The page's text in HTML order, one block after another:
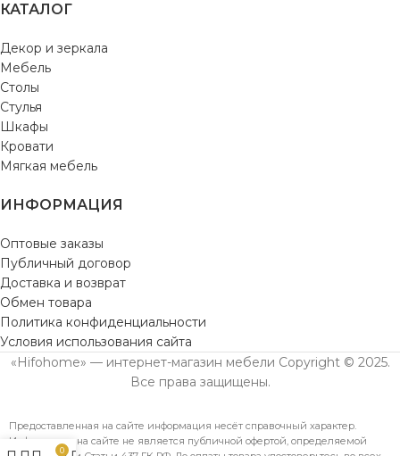
КАТАЛОГ
Декор и зеркала
Мебель
Столы
Стулья
Шкафы
Кровати
Мягкая мебель
ИНФОРМАЦИЯ
Оптовые заказы
Публичный договор
Доставка и возврат
Обмен товара
Политика конфиденциальности
Условия использования сайта
«Hifohome» — интернет-магазин мебели Copyright © 2025.
Все права защищены.
Предоставленная на сайте информация несёт справочный характер.
Информация на сайте не является публичной офертой, определяемой
0